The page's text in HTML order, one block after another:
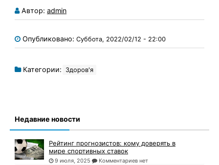
Автор: admin
Опубликовано: Суббота, 2022/02/12 - 22:00
Категории: Здоров'я
Недавние новости
Рейтинг прогнозистов: кому доверять в
мире спортивных ставок
9 июля, 2025 Комментариев нет